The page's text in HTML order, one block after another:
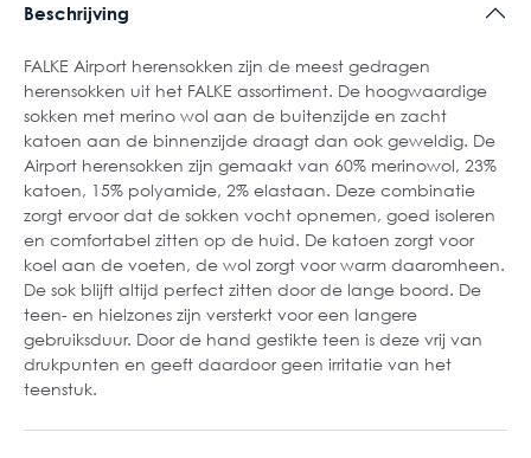
Beschrijving
FALKE Airport herensokken zijn de meest gedragen
herensokken uit het FALKE assortiment. De hoogwaardige
sokken met merino wol aan de buitenzijde en zacht
katoen aan de binnenzijde draagt dan ook geweldig. De
Airport herensokken zijn gemaakt van 60% merinowol, 23%
katoen, 15% polyamide, 2% elastaan. Deze combinatie
zorgt ervoor dat de sokken vocht opnemen, goed isoleren
en comfortabel zitten op de huid. De katoen zorgt voor
koel aan de voeten, de wol zorgt voor warm daaromheen.
De sok blijft altijd perfect zitten door de lange boord. De
teen- en hielzones zijn versterkt voor een langere
gebruiksduur. Door de hand gestikte teen is deze vrij van
drukpunten en geeft daardoor geen irritatie van het
teenstuk.